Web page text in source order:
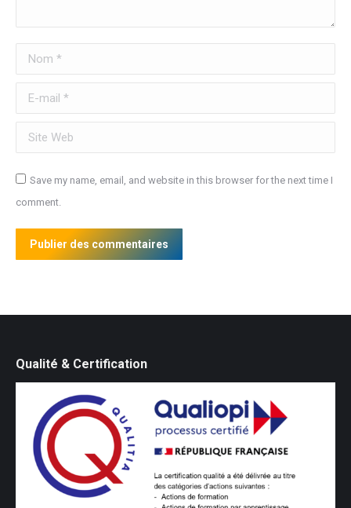
Nom *
E-mail *
Site Web
Save my name, email, and website in this browser for the next time I
comment.
Publier des commentaires
Qualité & Certification